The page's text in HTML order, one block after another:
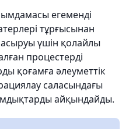
егеменді
тұрғысынан
асыруы үшін қолайлы
процестерді
қоғамға әлеуметтік
саласындағы
айқындайды.